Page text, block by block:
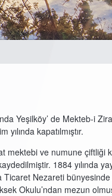
Yeşilköy’ de Mekteb-i
kapatılmıştır.
mektebi ve numune çiftliği
1884 yılında
Ticaret Nezareti
Okulu’ndan mezun